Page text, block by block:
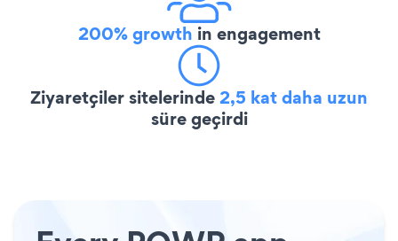
200% growth in engagement
Ziyaretçiler sitelerinde2,5 kat daha uzun
süre geçirdi